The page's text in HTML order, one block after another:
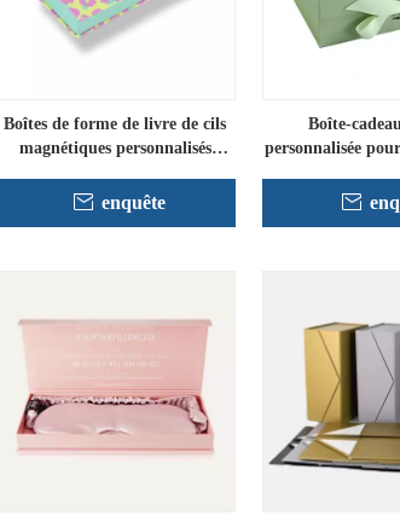
Boîtes de forme de livre de cils
magnétiques personnalisés
enquête
Boîte-
personnalisée